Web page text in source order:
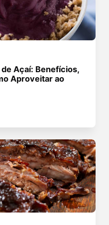
Açaí: Benefícios,
Aproveitar ao